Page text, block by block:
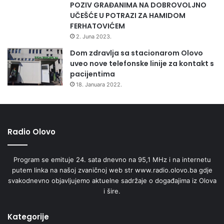
POZIV GRAĐANIMA NA DOBROVOLJNO
UČEŠĆE U POTRAZI ZA HAMIDOM
FERHATOVIĆEM
2. Juna 2023.
Dom zdravlja sa stacionarom Olovo
uveo nove telefonske linije za kontakt s
pacijentima
18. Januara 2022.
Radio Olovo
Program se emituje 24. sata dnevno na 95,1 MHz i na internetu
putem linka na našoj zvaničnoj web str www.radio.olovo.ba gdje
svakodnevno objavljujemo aktuelne sadržaje o događajima iz Olova
i šire.
Kategorije